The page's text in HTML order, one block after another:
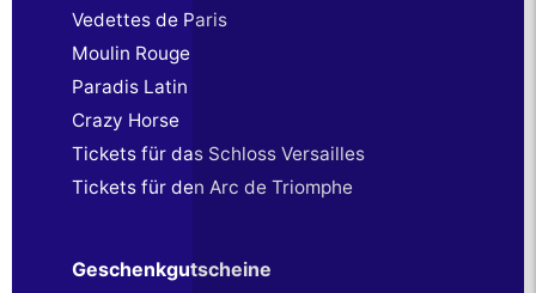
Vedettes de Paris
Moulin Rouge
Paradis Latin
Crazy Horse
Tickets für das Schloss Versailles
Tickets für den Arc de Triomphe
Geschenkgutscheine